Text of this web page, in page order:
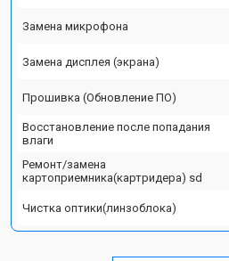
Замена микрофона
Замена дисплея (экрана)
Прошивка (Обновление ПО)
Восстановление после попадания
влаги
Ремонт/замена
картоприемника(картридера) sd
Чистка оптики(линзоблока)